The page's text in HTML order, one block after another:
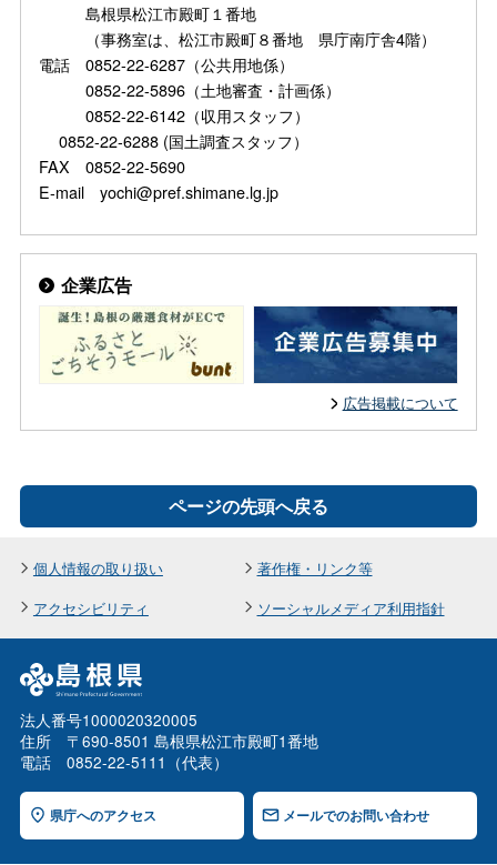
島根県松江市殿町１番地
（事務室は、松江市殿町８番地 県庁南庁舎4階）
電話 0852-22-6287（公共用地係）
0852-22-5896（土地審査・計画係）
0852-22-6142（収用スタッフ）
0852-22-6288 (国土調査スタッフ）
FAX 0852-22-5690
E-mail yochi@pref.shimane.lg.jp
企業広告
広告掲載について
ページの先頭へ戻る
個人情報の取り扱い
著作権・リンク等
アクセシビリティ
ソーシャルメディア利用指針
法人番号1000020320005
住所 〒690-8501 島根県松江市殿町1番地
電話 0852-22-5111（代表）
県庁へのアクセス メールでのお問い合わせ